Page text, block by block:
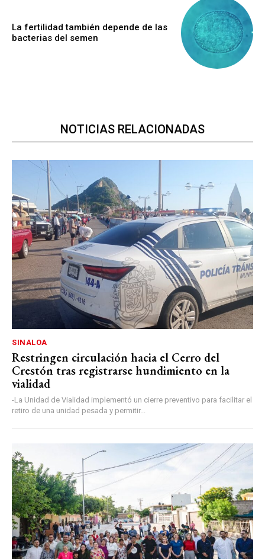
La fertilidad también depende de las
bacterias del semen
NOTICIAS RELACIONADAS
SINALOA
Restringen circulación hacia el Cerro del
Crestón tras registrarse hundimiento en la
vialidad
-La Unidad de Vialidad implementó un cierre preventivo para facilitar el
retiro de una unidad pesada y permitir...